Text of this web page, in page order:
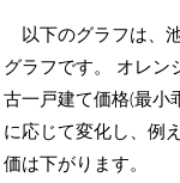
以下のグラフは、
グラフです。 オレン
古一戸建て価格(最小
に応じて変化し、例
価は下がります。